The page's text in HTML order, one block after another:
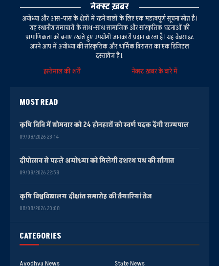
CATEGORIES
Ayodhya News State News
नेक्स्ट ख़बर
अयोध्या और आस-पास के क्षेत्रों में रहने वालों के लिए एक महत्वपूर्ण सूचना स्रोत है।
यह स्थानीय समाचारों के साथ-साथ सामाजिक और सांस्कृतिक घटनाओं की
प्रामाणिकता को बनाए रखते हुए उपयोगी जानकारी प्रदान करता है। यह वेबसाइट
अपने आप में अयोध्या की सांस्कृतिक और धार्मिक विरासत का एक डिजिटल
दस्तावेज है।.
इस्तेमाल की शर्तें
नेक्स्ट ख़बर के बारे में
MOST READ
कृषि विवि में सोमवार को 24 होनहारों को स्वर्ण पदक देंगी राज्यपाल
09/08/2026 23:14
दीपोत्सव से पहले अयोध्या को मिलेगी दशरथ पथ की सौगात
09/08/2026 22:58
कृषि विश्वविद्यालय दीक्षांत समारोह की तैयारियां तेज
08/08/2026 23:08